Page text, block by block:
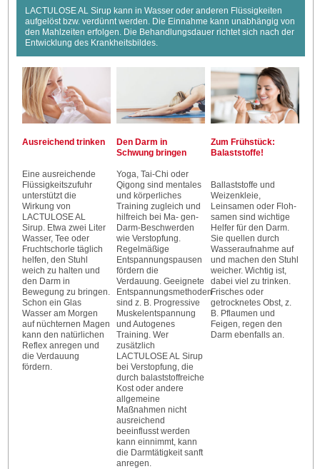
LACTULOSE AL Sirup kann in Wasser oder anderen Flüssigkeiten
aufgelöst bzw. verdünnt werden. Die Einnahme kann unabhängig von
den Mahlzeiten erfolgen. Die Behandlungsdauer richtet sich nach der
Entwicklung des Krankheitsbildes.
Ausreichend trinken
Eine ausreichende
Flüssigkeitszufuhr
unterstützt die
Wirkung von
LACTULOSE AL
Sirup. Etwa zwei Liter
Wasser, Tee oder
Fruchtschorle täglich
helfen, den Stuhl
weich zu halten und
den Darm in
Bewegung zu bringen.
Schon ein Glas
Wasser am Morgen
auf nüchternen Magen
kann den natürlichen
Reflex anregen und
die Verdauung
fördern.
Den Darm in
Schwung bringen
Yoga, Tai-Chi oder
Qigong sind mentales
und körperliches
Training zugleich und
hilfreich bei Ma- gen-
Darm-Beschwerden
wie Verstopfung.
Regelmäßige
Entspannungspausen
fördern die
Verdauung. Geeignete
Entspannungsmethoden
sind z. B. Progressive
Muskelentspannung
und Autogenes
Training. Wer
zusätzlich
LACTULOSE AL Sirup
bei Verstopfung, die
durch balaststoffreiche
Kost oder andere
allgemeine
Maßnahmen nicht
ausreichend
beeinflusst werden
kann einnimmt, kann
die Darmtätigkeit sanft
anregen.
Zum Frühstück:
Balaststoffe!
Ballaststoffe und
Weizenkleie,
Leinsamen oder Floh-
samen sind wichtige
Helfer für den Darm.
Sie quellen durch
Wasseraufnahme auf
und machen den Stuhl
weicher. Wichtig ist,
dabei viel zu trinken.
Frisches oder
getrocknetes Obst, z.
B. Pflaumen und
Feigen, regen den
Darm ebenfalls an.